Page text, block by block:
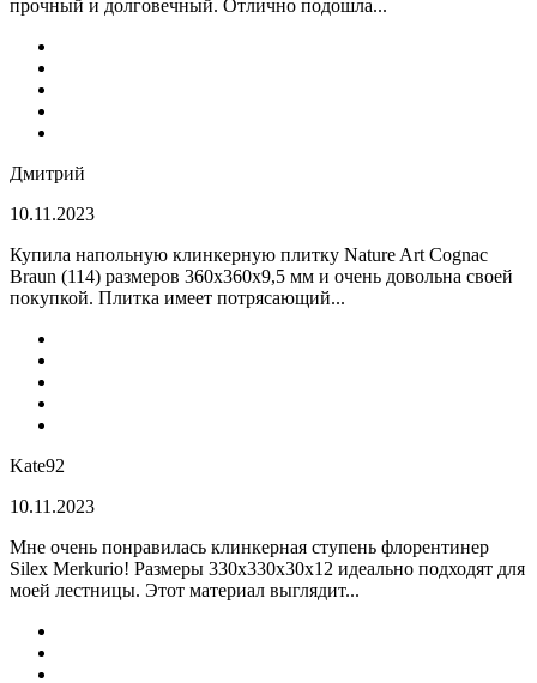
прочный и долговечный. Отлично подошла...
Дмитрий
10.11.2023
Купила напольную клинкерную плитку Nature Art Cognac
Braun (114) размеров 360x360x9,5 мм и очень довольна своей
покупкой. Плитка имеет потрясающий...
Kate92
10.11.2023
Мне очень понравилась клинкерная ступень флорентинер
Silex Merkurio! Размеры 330х330х30х12 идеально подходят для
моей лестницы. Этот материал выглядит...